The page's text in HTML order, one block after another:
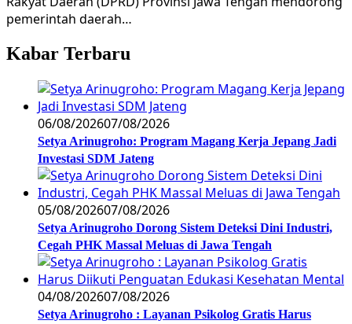
pemerintah daerah…
Kabar Terbaru
06/08/202607/08/2026
Setya Arinugroho: Program Magang Kerja Jepang Jadi
Investasi SDM Jateng
05/08/202607/08/2026
Setya Arinugroho Dorong Sistem Deteksi Dini Industri,
Cegah PHK Massal Meluas di Jawa Tengah
04/08/202607/08/2026
Setya Arinugroho : Layanan Psikolog Gratis Harus